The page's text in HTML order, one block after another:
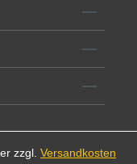
zzgl. Versandkosten